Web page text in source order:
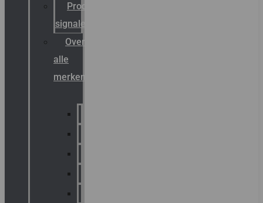
Productcatalogus
signalering
Overzicht
alle
merken